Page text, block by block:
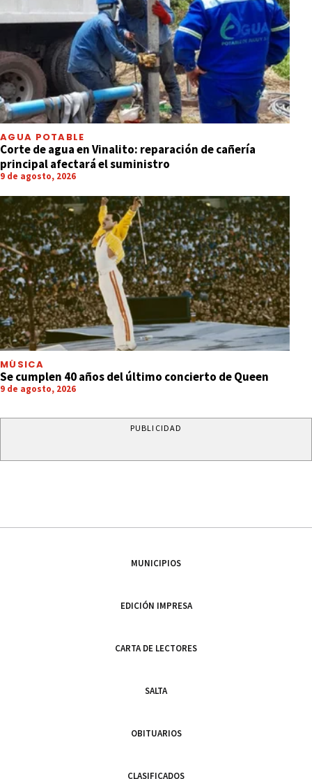
AGUA POTABLE
Corte de agua en Vinalito: reparación de cañería
principal afectará el suministro
9 de agosto, 2026
MÚSICA
Se cumplen 40 años del último concierto de Queen
9 de agosto, 2026
PUBLICIDAD
MUNICIPIOS
EDICIÓN IMPRESA
CARTA DE LECTORES
SALTA
OBITUARIOS
CLASIFICADOS